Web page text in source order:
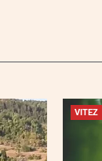
VITEZ